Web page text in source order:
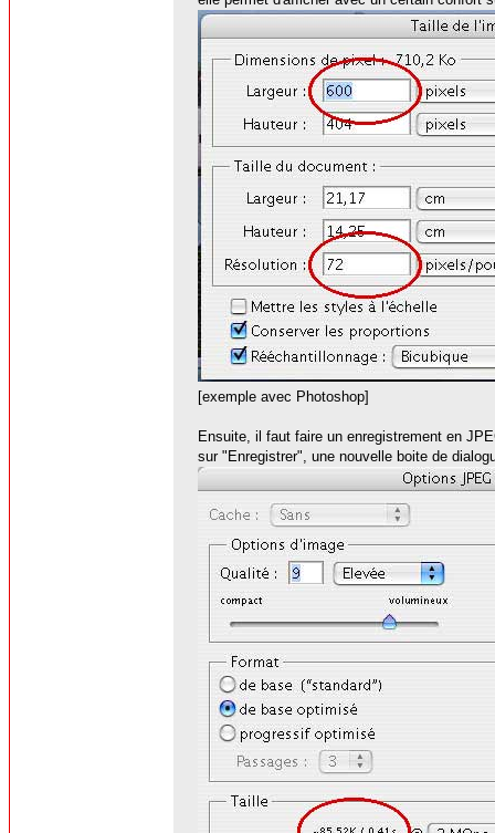
[exemple avec Photoshop]
Ensuite, il faut faire un enregistrement en
sur "Enregistrer", une nouvelle boite de